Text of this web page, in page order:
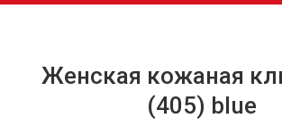
Женская кожаная
(405) blue